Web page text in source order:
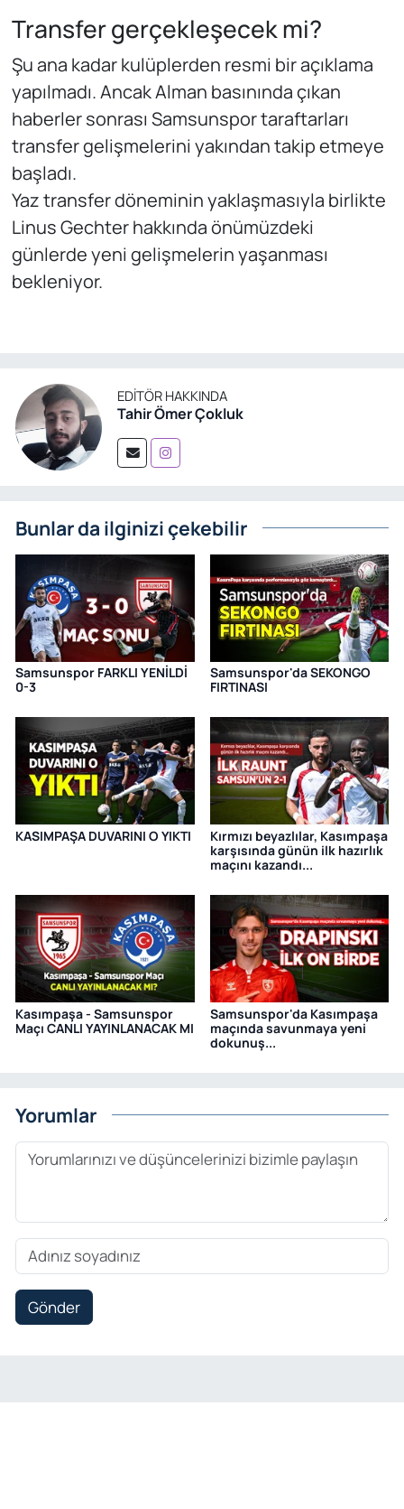
Transfer gerçekleşecek mi?
Şu ana kadar kulüplerden resmi bir açıklama
yapılmadı. Ancak Alman basınında çıkan
haberler sonrası Samsunspor taraftarları
transfer gelişmelerini yakından takip etmeye
başladı.
Yaz transfer döneminin yaklaşmasıyla birlikte
Linus Gechter hakkında önümüzdeki
günlerde yeni gelişmelerin yaşanması
bekleniyor.
EDITÖR HAKKINDA
Tahir Ömer Çokluk
Bunlar da ilginizi çekebilir
Samsunspor FARKLI YENİLDİ
0-3
Samsunspor'da SEKONGO
FIRTINASI
KASIMPAŞA DUVARINI O YIKTI
Kırmızı beyazlılar, Kasımpaşa
karşısında günün ilk hazırlık
maçını kazandı...
Kasımpaşa - Samsunspor
Maçı CANLI YAYINLANACAK MI
Samsunspor'da Kasımpaşa
maçında savunmaya yeni
dokunuş...
Yorumlar
Gönder